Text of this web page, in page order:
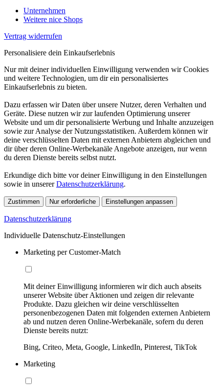
Unternehmen
Weitere nice Shops
Vertrag widerrufen
Personalisiere dein Einkaufserlebnis
Nur mit deiner individuellen Einwilligung verwenden wir Cookies
und weitere Technologien, um dir ein personalisiertes
Einkaufserlebnis zu bieten.
Dazu erfassen wir Daten über unsere Nutzer, deren Verhalten und
Geräte. Diese nutzen wir zur laufenden Optimierung unserer
Website und um dir personalisierte Werbung und Inhalte anzuzeigen
sowie zur Analyse der Nutzungsstatistiken. Außerdem können wir
deine verschlüsselten Daten mit externen Anbietern abgleichen und
dir über deren Online-Werbekanäle Angebote anzeigen, nur wenn
du deren Dienste bereits selbst nutzt.
Erkundige dich bitte vor deiner Einwilligung in den Einstellungen
sowie in unsererDatenschutzerklärung.
Zustimmen Nur erforderliche Einstellungen anpassen
Datenschutzerklärung
Individuelle Datenschutz-Einstellungen
Marketing per Customer-Match
Mit deiner Einwilligung informieren wir dich auch abseits
unserer Website über Aktionen und zeigen dir relevante
Produkte. Dazu gleichen wir deine verschlüsselten
personenbezogenen Daten mit folgenden externen Anbietern
ab und nutzen deren Online-Werbekanäle, sofern du deren
Dienste bereits nutzt:
Bing, Criteo, Meta, Google, LinkedIn, Pinterest, TikTok
Marketing